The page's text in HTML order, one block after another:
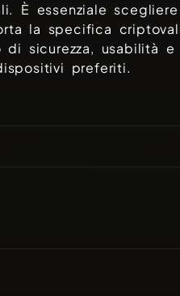
È essenziale
la specifica
di sicurezza, usabilità
preferiti.